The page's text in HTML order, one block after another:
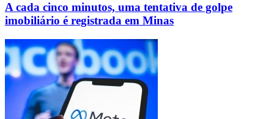
A cada cinco minutos, uma tentativa de golpe
imobiliário é registrada em Minas